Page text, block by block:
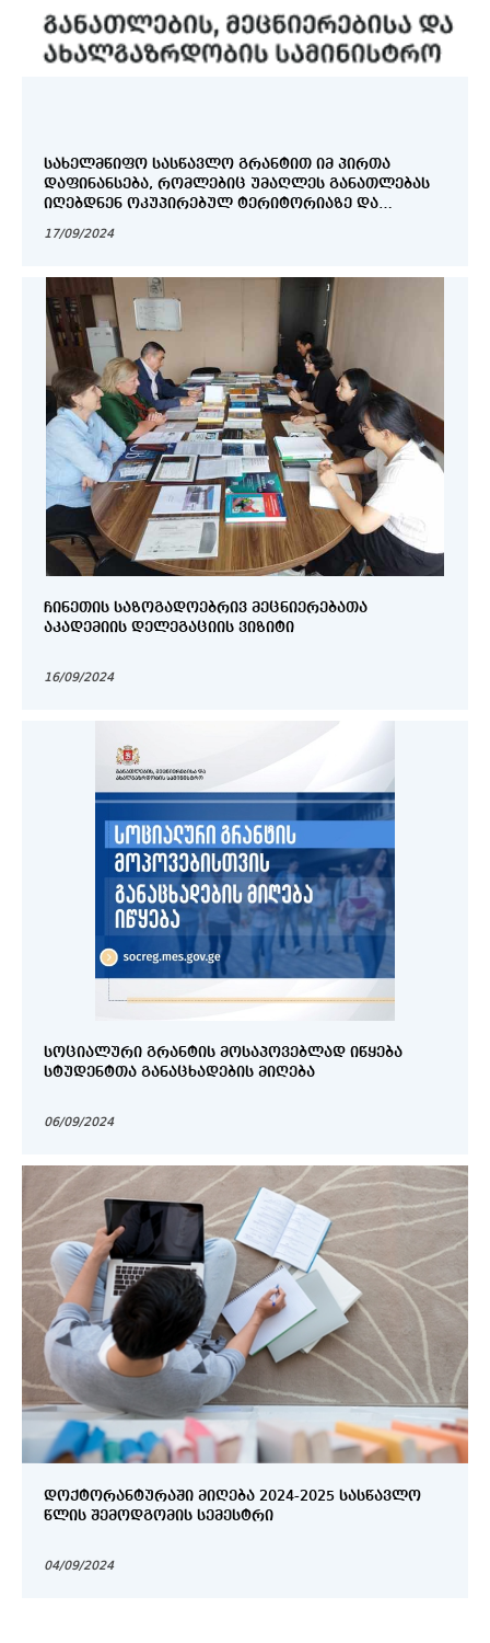
ᲡᲐᲮᲔᲚᲛᲬᲘᲤᲝ ᲡᲐᲡᲬᲐᲕᲚᲝ ᲒᲠᲐᲜᲢᲘᲗ ᲘᲛ ᲞᲘᲠᲗᲐ
ᲓᲐᲤᲘᲜᲐᲜᲡᲔᲑᲐ, ᲠᲝᲛᲚᲔᲑᲘᲪ ᲣᲛᲐᲦᲚᲔᲡ ᲒᲐᲜᲐᲗᲚᲔᲑᲐᲡ
ᲘᲦᲔᲑᲓᲜᲔᲜ ᲝᲙᲣᲞᲘᲠᲔᲑᲣᲚ ᲢᲔᲠᲘᲢᲝᲠᲘᲐᲖᲔ ᲓᲐ
ᲐᲕᲢᲝᲠᲘᲖᲔᲑᲣᲚ ᲣᲛᲐᲦᲚᲔᲡ ᲡᲐᲒᲐᲜᲛᲐᲜᲐᲗᲚᲔᲑᲚᲝ
17/09/2024
ᲩᲘᲜᲔᲗᲘᲡ ᲡᲐᲖᲝᲒᲐᲓᲝᲔᲑᲠᲘᲕ ᲛᲔᲪᲜᲘᲔᲠᲔᲑᲐᲗᲐ
ᲐᲙᲐᲓᲔᲛᲘᲘᲡ ᲓᲔᲚᲔᲒᲐᲪᲘᲘᲡ ᲕᲘᲖᲘᲢᲘ
16/09/2024
ᲡᲝᲪᲘᲐᲚᲣᲠᲘ ᲒᲠᲐᲜᲢᲘᲡ ᲛᲝᲡᲐᲞᲝᲕᲔᲑᲚᲐᲓ ᲘᲬᲧᲔᲑᲐ
ᲡᲢᲣᲓᲔᲜᲢᲗᲐ ᲒᲐᲜᲐᲪᲮᲐᲓᲔᲑᲘᲡ ᲛᲘᲦᲔᲑᲐ
06/09/2024
ᲓᲝᲥᲢᲝᲠᲐᲜᲢᲣᲠᲐᲨᲘ ᲛᲘᲦᲔᲑᲐ 2024-2025 ᲡᲐᲡᲬᲐᲕᲚᲝ
ᲬᲚᲘᲡ ᲨᲔᲛᲝᲓᲒᲝᲛᲘᲡ ᲡᲔᲛᲔᲡᲢᲠᲘ
04/09/2024